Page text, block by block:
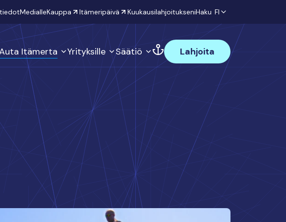
MedialleKauppa Itämeripäivä KuukausilahjoitukseniHaku FI
Itämerta Yrityksille Säätiö Lahjoita